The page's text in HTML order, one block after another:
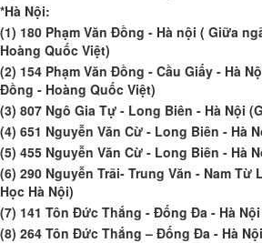
*Hà Nội:
(1) 180 Phạm Văn Đồng - Hà nội ( Giữa
Hoàng Quốc Việt)
(2) 154 Phạm Văn Đồng - Cầu Giấy - Hà
Đồng - Hoàng Quốc Việt)
(3) 807 Ngô Gia Tự - Long Biên - Hà Nội
(4) 651 Nguyễn Văn Cừ - Long Biên - Hà
(5) 455 Nguyễn Văn Cừ - Long Biên - Hà
(6) 290 Nguyễn Trãi- Trung Văn - Nam Từ
Học Hà Nội)
(7) 141 Tôn Đức Thắng - Đống Đa - Hà Nội
(8) 264 Tôn Đức Thắng – Đống Đa - Hà